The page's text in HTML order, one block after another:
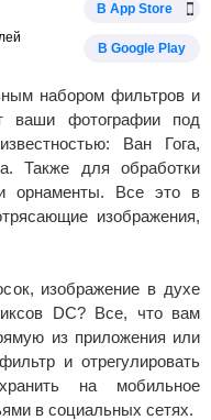
В App Store
В Google Play
набором фильтров и
ваши фотографии под
Ван Гога,
Также для обработки
орнаменты. Все это в
изображения,
изображение в духе
DC? Все, что вам
из приложения или
и отрегулировать
на мобильное
в социальных сетях.